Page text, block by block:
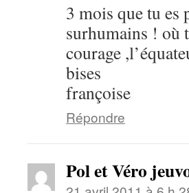
3 mois que tu es
surhumains ! où
courage
bises
françoise
Répondre
Pol et Véro